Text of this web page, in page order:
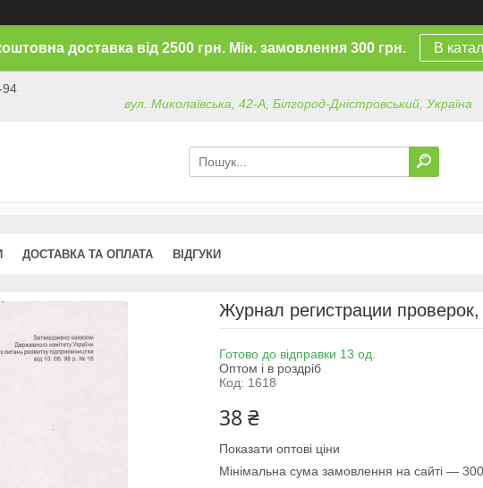
доставка від 2500 грн. Мін. замовлення 300 грн. В
94
вул. Миколаївська, 42-А, Білгород-Дністровський, Україна
ДОСТАВКА ТА ОПЛАТА ВІДГУКИ
Журнал регистрации
Готово до відправки 13 од.
Оптом і в роздріб
Код: 1618
38 ₴
Показати оптові ціни
Мінімальна сума замовлення на сайті —